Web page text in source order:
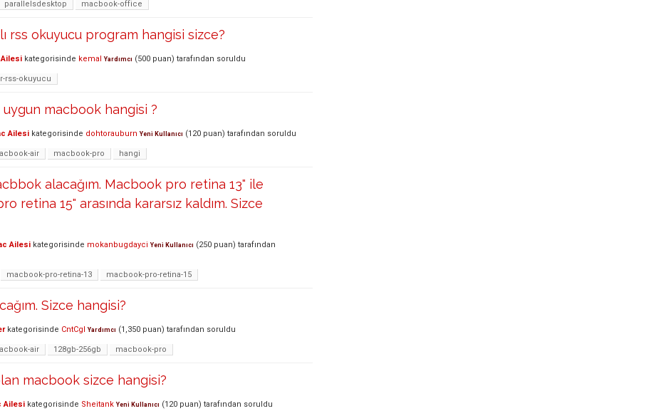
parallelsdesktop macbook-office
rss okuyucu program hangisi sizce?
kategorisinde kemal Yardımcı (500 puan) tarafından soruldu
rss-okuyucu
macbook hangisi ?
Ailesi kategorisinde dohtorauburn Yeni Kullanıcı (120 puan) tarafından soruldu
air macbook-pro hangi
alacağım. Macbook pro retina 13" ile
retina 15" arasında kararsız kaldım. Sizce
Ailesi kategorisinde mokanbugdayci Yeni Kullanıcı (250 puan) tarafından
macbook-pro-retina-13 macbook-pro-retina-15
Sizce hangisi?
kategorisinde CntCgl Yardımcı (1,350 puan) tarafından soruldu
air 128gb-256gb macbook-pro
macbook sizce hangisi?
Ailesi kategorisinde Sheitank Yeni Kullanıcı (120 puan) tarafından soruldu